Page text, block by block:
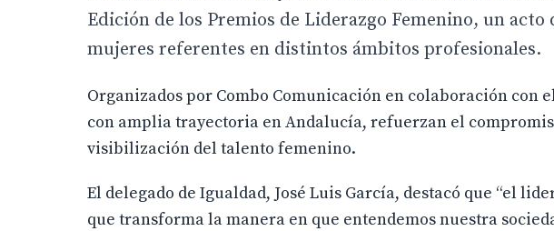
Edición de los Premios de Liderazgo Femenino, un
mujeres referentes en distintos ámbitos profesionales.
Organizados por Combo Comunicación en colaboración con
con amplia trayectoria en Andalucía, refuerzan el
visibilización del talento femenino.
El delegado de Igualdad, José Luis García, destacó que “el
que transforma la manera en que entendemos nuestra